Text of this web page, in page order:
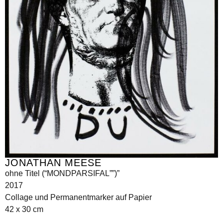
JONATHAN MEESE
ohne Titel (“MONDPARSIFAL””)”
2017
Collage und Permanentmarker auf Papier
42 x 30 cm